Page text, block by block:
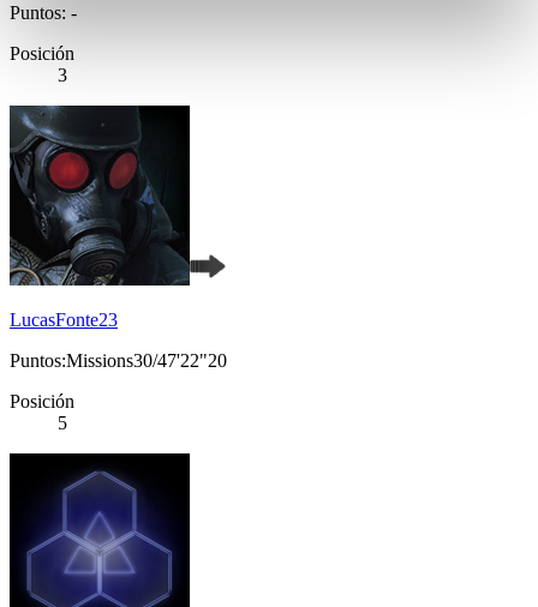
Puntos: -
Posición
3
LucasFonte23
Puntos:Missions30/47'22"20
Posición
5